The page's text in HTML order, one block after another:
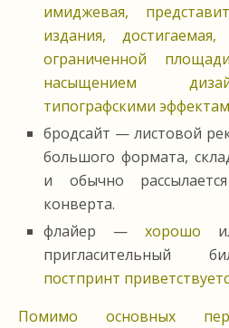
имиджевая,
издания,
ограниченной
насыщением
типографскими
бродсайт — листовой
большого формата,
и обычно
конверта.
флайер — хорошо
пригласительный
постпринт
Помимо основных